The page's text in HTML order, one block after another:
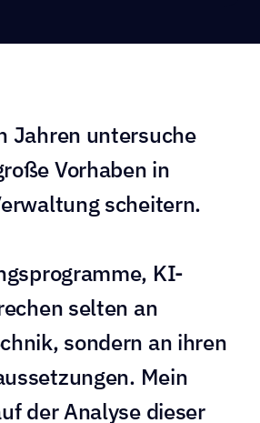
Jahren untersuche
Vorhaben in
scheitern.
KI-
selten an
sondern an ihren
Mein
der Analyse dieser